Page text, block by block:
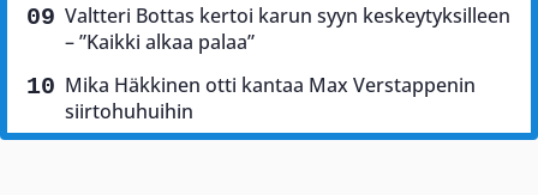
Valtteri Bottas kertoi karun syyn keskeytyksilleen
– ”Kaikki alkaa palaa”
Mika Häkkinen otti kantaa Max Verstappenin
siirtohuhuihin